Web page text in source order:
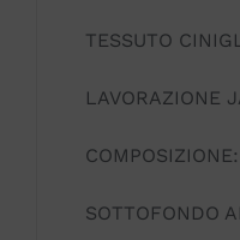
TESSUTO
LAVORAZIONE
SOTTOFONDO